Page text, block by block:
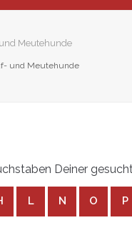
Meutehunde
und Meutehunde
Deiner
L N O P